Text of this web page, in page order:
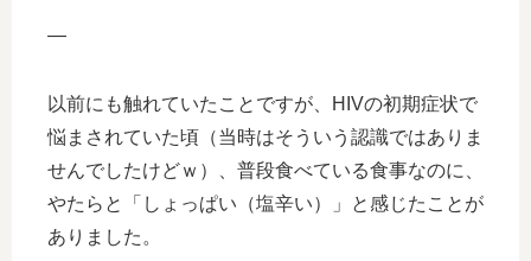
—
以前にも触れていたことですが、HIVの初期症状で
悩まされていた頃（当時はそういう認識ではありま
せんでしたけどｗ）、普段食べている食事なのに、
やたらと「しょっぱい（塩辛い）」と感じたことが
ありました。